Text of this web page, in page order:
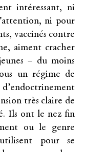
intéressant, ni
ni pour
vaccinés contre
aiment cracher
– du moins
un régime de
très claire de
Ils ont le nez fin
ou le genre
pour se